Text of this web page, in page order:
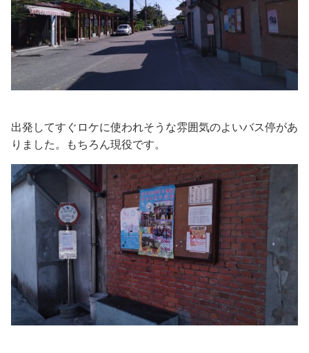
出発してすぐロケに使われそうな雰囲気のよいバス停があ
りました。もちろん現役です。